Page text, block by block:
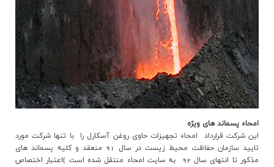
امحاء پسماند هاي ويژه
اين شرکت قرارداد امحاء تجهيزات حاوي روغن آسکارل را با تنها شرکت مورد
تاييد سازمان حفاظت محيط زيست در سال 91 منعقد و کلیه پسماند های
مذکور تا انتهای سال 92 به سايت امحاء منتقل شده است )اعتبار اختصاص